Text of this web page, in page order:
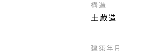
構造
土蔵造
建築年月